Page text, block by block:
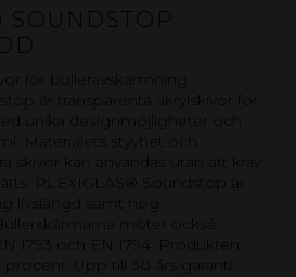
för bulleravskärmning
är transparenta akrylskivor för
unika designmöjligheter och
Materialets styvhet och
skivor kan användas utan att krav
PLEXIGLAS® Soundstop är
livslängd samt hög
möter också
1793 och EN 1794. Produkten
Upp till 30 års garanti.